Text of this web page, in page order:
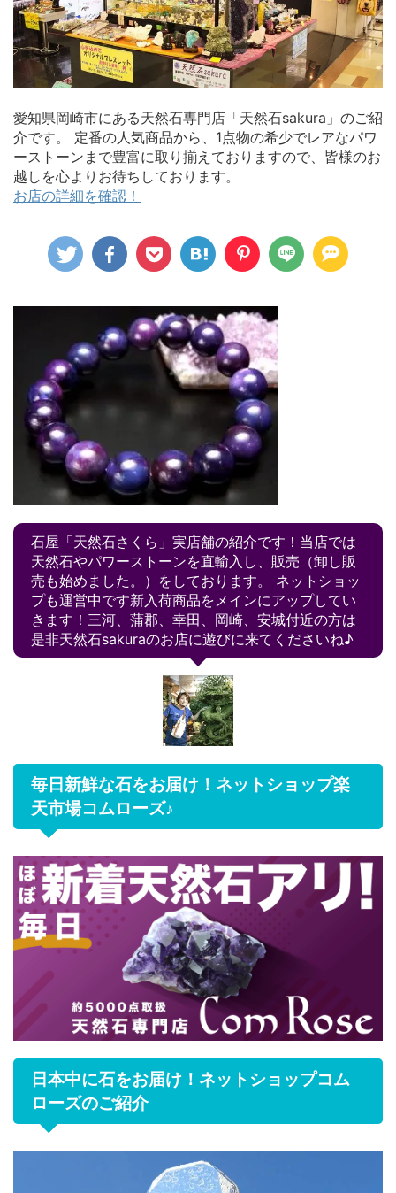
愛知県岡崎市にある天然石専門店「天然石sakura」のご紹
介です。 定番の人気商品から、1点物の希少でレアなパワ
ーストーンまで豊富に取り揃えておりますので、皆様のお
越しを心よりお待ちしております。
お店の詳細を確認！
石屋「天然石さくら」実店舗の紹介です！当店では
天然石やパワーストーンを直輸入し、販売（卸し販
売も始めました。）をしております。 ネットショッ
プも運営中です新入荷商品をメインにアップしてい
きます！三河、蒲郡、幸田、岡崎、安城付近の方は
是非天然石sakuraのお店に遊びに来てくださいね♪
毎日新鮮な石をお届け！ネットショップ楽
天市場コムローズ♪
日本中に石をお届け！ネットショップコム
ローズのご紹介